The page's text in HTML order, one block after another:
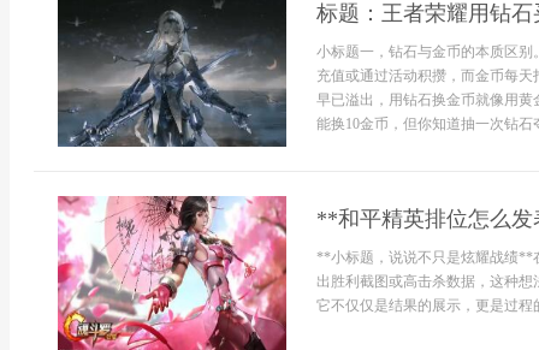
标题：王者荣耀用钻
小标题一，钻石与金币的本质区
充值或通过活动积攒，而金币每
早已溢出，用钻石换金币就像用
能换10金币，但你知道抽一次钻
**和平精英排位怎么
**小标题，说说不只是炫耀战绩**
出胜利截图或高击杀数据，这种
它不仅仅是结果的展示，更是过程